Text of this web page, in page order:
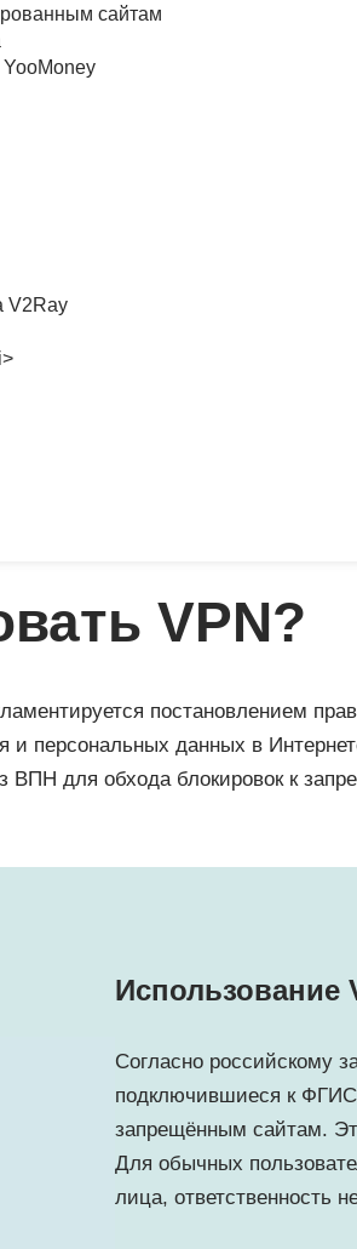
сайтам
V2Ray
VPN?
постановлением
персональных данных в
ВПН для обхода блокировок к
Использование
Согласно российскому
подключившиеся к ФГИС,
запрещённым сайтам.
Для обычных
лица, ответственность